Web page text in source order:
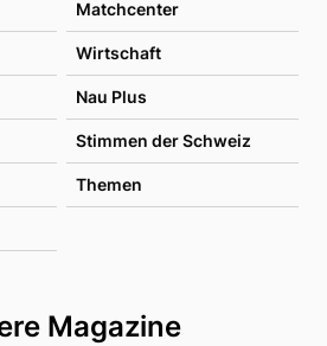
Matchcenter
Wirtschaft
Nau Plus
Stimmen der Schweiz
Themen
Magazine